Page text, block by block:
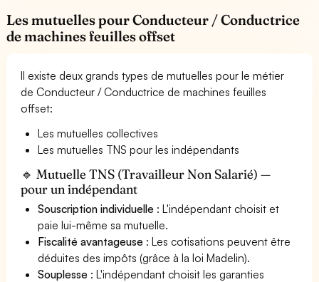
Les mutuelles pour Conducteur / Conductrice
de machines feuilles offset
Il existe deux grands types de mutuelles pour le métier
de Conducteur / Conductrice de machines feuilles
offset:
Les mutuelles collectives
Les mutuelles TNS pour les indépendants
🔹 Mutuelle TNS (Travailleur Non Salarié) —
pour un indépendant
Souscription individuelle : L'indépendant choisit et
paie lui-même sa mutuelle.
Fiscalité avantageuse : Les cotisations peuvent être
déduites des impôts (grâce à la loi Madelin).
Souplesse : L'indépendant choisit les garanties